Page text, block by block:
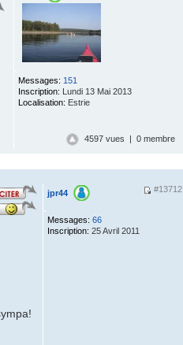
Messages: 151
Inscription: Lundi 13 Mai 2013
Localisation: Estrie
4597 vues | 0 membre
#13712
jpr44
.
Messages: 66
Inscription: 25 Avril 2011